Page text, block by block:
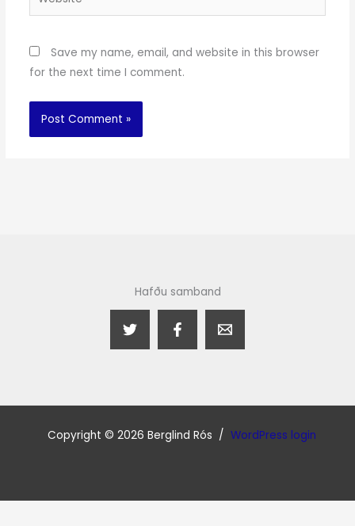
Save my name, email, and website in this browser
for the next time I comment.
Hafðu samband
Copyright © 2026 Berglind Rós / WordPress login